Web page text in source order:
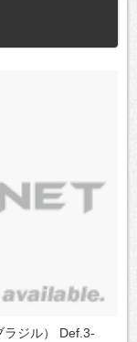
ラジル） Def.3-